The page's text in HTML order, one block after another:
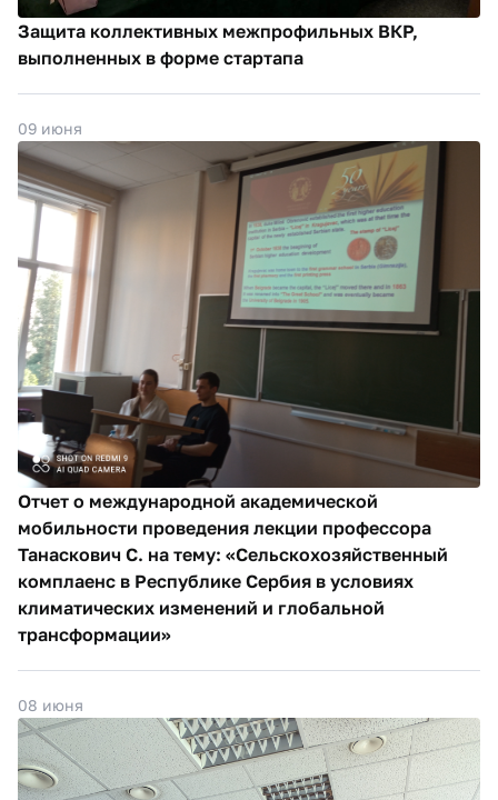
Защита коллективных межпрофильных ВКР,
выполненных в форме стартапа
09 июня
Отчет о международной академической
мобильности проведения лекции профессора
Танаскович С. на тему: «Сельскохозяйственный
комплаенс в Республике Сербия в условиях
климатических изменений и глобальной
трансформации»
08 июня